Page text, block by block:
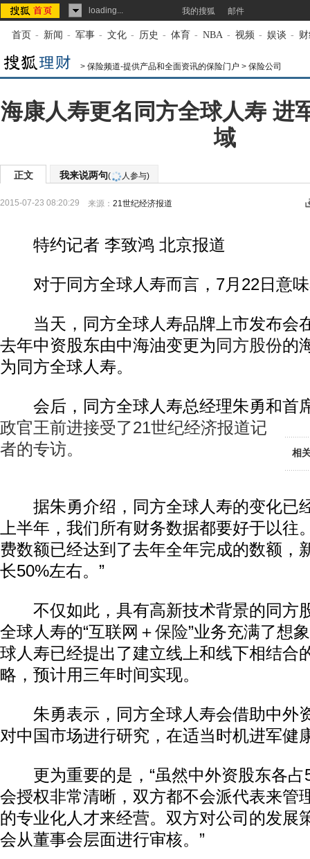
loading... 我的搜狐 邮件
首页 - 新闻 - 军事 - 文化 - 历史 - 体育 - NBA - 视频 - 娱谈 -
> 保险频道-提供产品和全面资讯的保险门户 > 保险公司
海康人寿更名同方全球人寿 进
域
正文 我来说两句( 人参与)
2015-07-23 08:20:29 来源： 21世纪经济报道
特约记者 李致鸿 北京报道
对于同方全球人寿而言，7月22日意味
当天，同方全球人寿品牌上市发布会
去年中资股东由中海油变更为 同方股份的
为同方全球人寿。
会后，同方全球人寿总经理朱勇和首
相
政官王前进接受了21世纪经济报道记
者的专访。
据朱勇介绍，同方全球人寿的变化已
上半年，我们所有财务数据都要好于以往
费数额已经达到了去年全年完成的数额，
长50%左右。”
不仅如此，具有高新技术背景的同方
全球人寿的“互联网＋保险”业务充满了想
球人寿已经提出了建立线上和线下相结合
略，预计用三年时间实现。
朱勇表示，同方全球人寿会借助中外
对中国市场进行研究，在适当时机进军健
更为重要的是，“虽然中外资股东各占
会授权非常清晰，双方都不会派代表来管
的专业化人才来经营。双方对公司的发展
会从董事会层面进行审核。”